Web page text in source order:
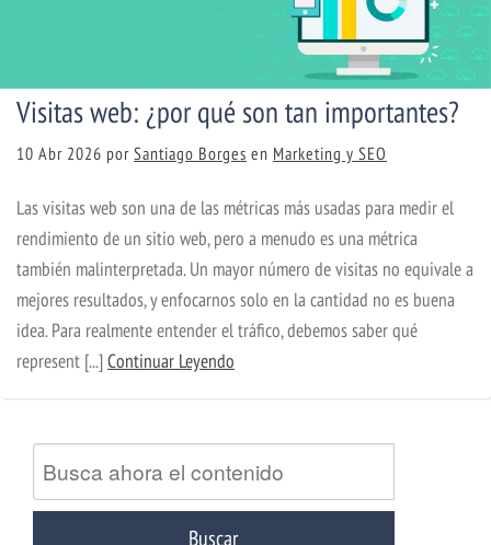
Visitas web: ¿por qué son tan importantes?
10 Abr 2026 por Santiago Borges en Marketing y SEO
Las visitas web son una de las métricas más usadas para medir el
rendimiento de un sitio web, pero a menudo es una métrica
también malinterpretada. Un mayor número de visitas no equivale a
mejores resultados, y enfocarnos solo en la cantidad no es buena
idea. Para realmente entender el tráfico, debemos saber qué
represent [...]Continuar Leyendo